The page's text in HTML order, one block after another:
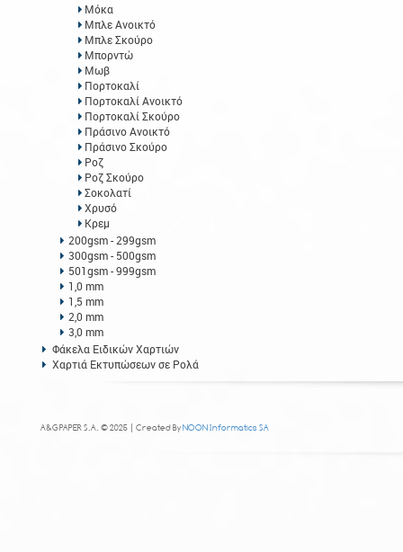
Μόκα
Μπλε Ανοικτό
Μπλε Σκούρο
Μπορντώ
Μωβ
Πορτοκαλί
Πορτοκαλί Ανοικτό
Πορτοκαλί Σκούρο
Πράσινο Ανοικτό
Πράσινο Σκούρο
Ροζ
Ροζ Σκούρο
Σοκολατί
Χρυσό
Κρεμ
200gsm - 299gsm
300gsm - 500gsm
501gsm - 999gsm
1,0 mm
1,5 mm
2,0 mm
3,0 mm
Φάκελα Ειδικών Χαρτιών
Χαρτιά Εκτυπώσεων σε Ρολά
A&G PAPER S.A. © 2025 | Created ByNOON Informatics SA